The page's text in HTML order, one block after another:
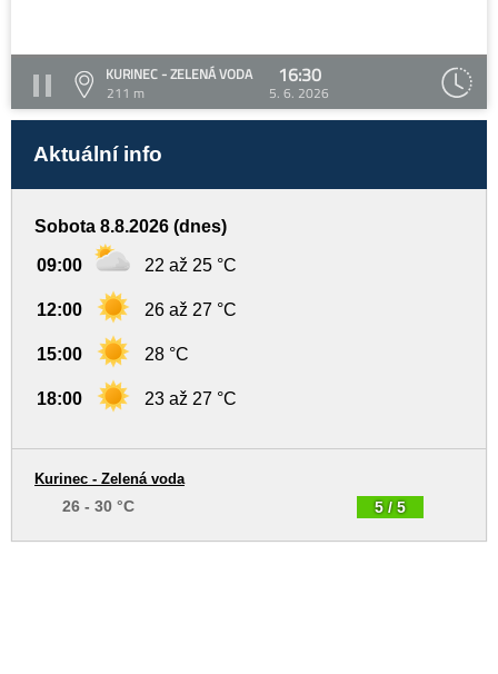
KURINEC - ZELENÁ VODA
211 m
16:30
5. 6. 2026
Aktuální info
Sobota 8.8.2026 (dnes)
09:00 22 až 25 °C
12:00 26 až 27 °C
15:00 28 °C
18:00 23 až 27 °C
5 / 5
Kurinec - Zelená voda
26 - 30 °C